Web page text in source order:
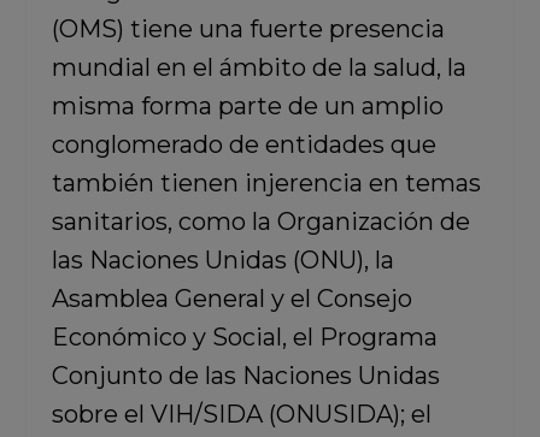
(OMS) tiene una fuerte presencia
mundial en el ámbito de la salud, la
misma forma parte de un amplio
conglomerado de entidades que
también tienen injerencia en temas
sanitarios, como la Organización de
las Naciones Unidas (ONU), la
Asamblea General y el Consejo
Económico y Social, el Programa
Conjunto de las Naciones Unidas
sobre el VIH/SIDA (ONUSIDA); el